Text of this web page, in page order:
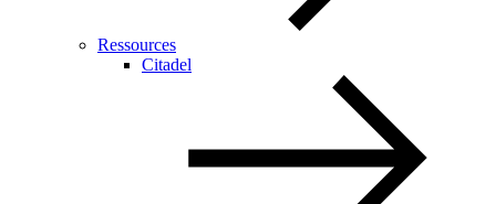
Ressources
Citadel